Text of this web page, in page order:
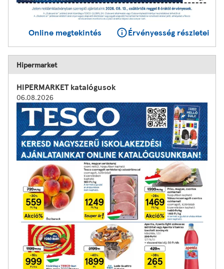
Online megtekintés Érvényesség részletei
Hipermarket
HIPERMARKET katalógusok
06.08.2026